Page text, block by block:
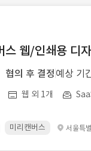
스 웹/인쇄용 디
협의 후 결정 예상 기
웹 외 1개
미리캔버스 서울특